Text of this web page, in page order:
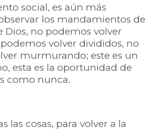
social, es aún más
los mandamientos de
Dios, no podemos volver
volver divididos, no
murmurando; este es un
esta es la oportunidad de
como nunca.
las cosas, para volver a la